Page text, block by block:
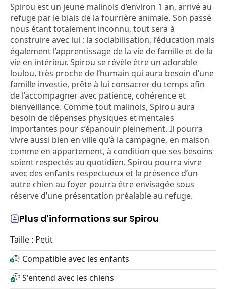
Spirou est un jeune malinois d’environ 1 an, arrivé au
refuge par le biais de la fourrière animale. Son passé
nous étant totalement inconnu, tout sera à
construire avec lui : la sociabilisation, l’éducation mais
également l’apprentissage de la vie de famille et de la
vie en intérieur. Spirou se révèle être un adorable
loulou, très proche de l’humain qui aura besoin d’une
famille investie, prête à lui consacrer du temps afin
de l’accompagner avec patience, cohérence et
bienveillance. Comme tout malinois, Spirou aura
besoin de dépenses physiques et mentales
importantes pour s’épanouir pleinement. Il pourra
vivre aussi bien en ville qu’à la campagne, en maison
comme en appartement, à condition que ses besoins
soient respectés au quotidien. Spirou pourra vivre
avec des enfants respectueux et la présence d’un
autre chien au foyer pourra être envisagée sous
réserve d’une présentation préalable au refuge.
Plus d'informations sur Spirou
Taille : Petit
Compatible avec les enfants
S'entend avec les chiens